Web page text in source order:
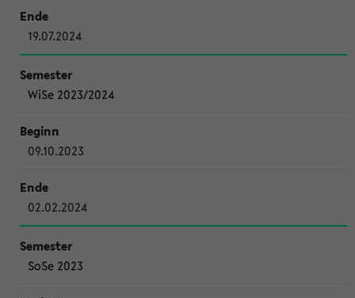
19.07.2024
WiSe 2023/2024
09.10.2023
02.02.2024
SoSe 2023